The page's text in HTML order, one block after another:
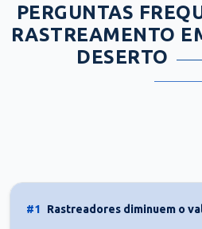
PERGUNTAS
RASTREAMENTO
DESERTO
#1 Rastreadores diminuem o